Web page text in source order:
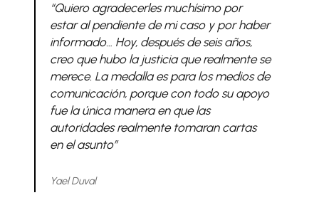
“Quiero agradecerles muchísimo por
estar al pendiente de mi caso y por haber
informado… Hoy, después de seis años,
creo que hubo la justicia que realmente se
merece. La medalla es para los medios de
comunicación, porque con todo su apoyo
fue la única manera en que las
autoridades realmente tomaran cartas
en el asunto”
Yael Duval